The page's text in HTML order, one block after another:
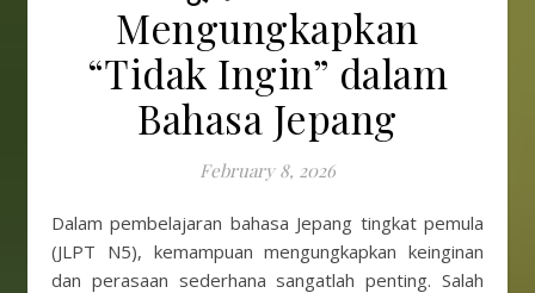
Mengungkapkan
“Tidak Ingin” dalam
Bahasa Jepang
February 8, 2026
Dalam pembelajaran bahasa Jepang tingkat pemula
(JLPT N5), kemampuan mengungkapkan keinginan
dan perasaan sederhana sangatlah penting. Salah